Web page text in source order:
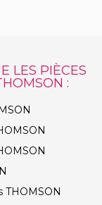
LES PIÈCES
:
THOMSON